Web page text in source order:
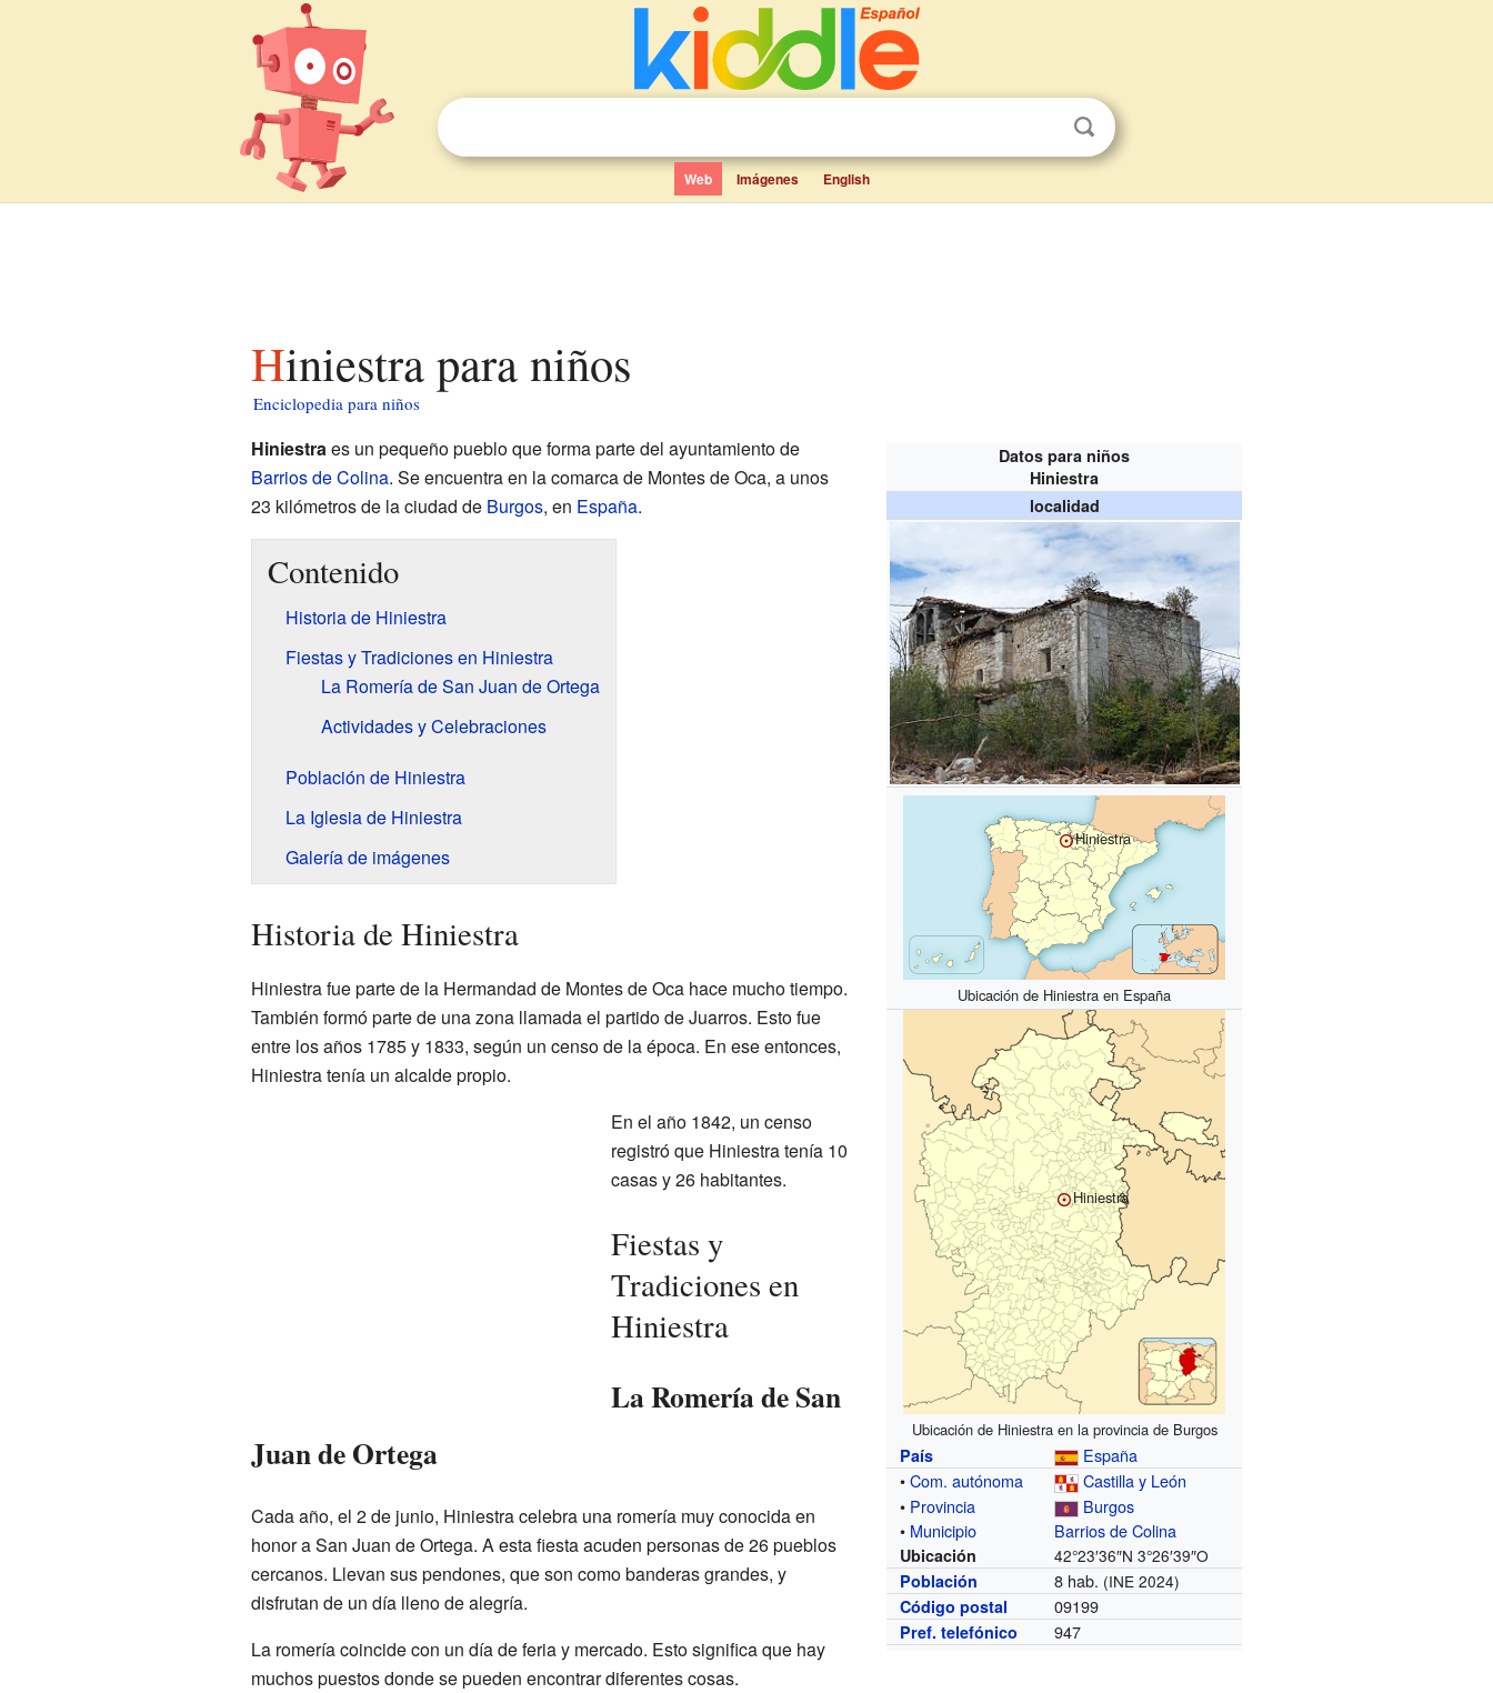
Web Imágenes English
Hiniestra para niños
Enciclopedia para niños
Datos para niños
Hiniestra
localidad
Hiniestra
Ubicación de Hiniestra en España
Hiniestra
Ubicación de Hiniestra en la provincia de Burgos
País
España
•Com. autónoma
Castilla y León
• Provincia
Burgos
• Municipio Barrios de Colina
Ubicación 42°23′36″N 3°26′39″O
Población
8 hab. (INE 2024)
Código postal
09199
Pref. telefónico 947
Hiniestraes un pequeño pueblo que forma parte del ayuntamiento de
Barrios de Colina. Se encuentra en la comarca de Montes de Oca, a unos
23 kilómetros de la ciudad de Burgos, en España.
Contenido
Historia de Hiniestra
Fiestas y Tradiciones en Hiniestra
La Romería de San Juan de Ortega
Actividades y Celebraciones
Población de Hiniestra
La Iglesia de Hiniestra
Galería de imágenes
Historia de Hiniestra
Hiniestra fue parte de la Hermandad de Montes de Oca hace mucho tiempo.
También formó parte de una zona llamada el partido de Juarros. Esto fue
entre los años 1785 y 1833, según un censo de la época. En ese entonces,
Hiniestra tenía un alcalde propio.
En el año 1842, un censo
registró que Hiniestra tenía 10
casas y 26 habitantes.
Fiestas y
Tradiciones en
Hiniestra
La Romería de San
Juan de Ortega
Cada año, el 2 de junio, Hiniestra celebra una romería muy conocida en
honor a San Juan de Ortega. A esta fiesta acuden personas de 26 pueblos
cercanos. Llevan sus pendones, que son como banderas grandes, y
disfrutan de un día lleno de alegría.
La romería coincide con un día de feria y mercado. Esto significa que hay
muchos puestos donde se pueden encontrar diferentes cosas.